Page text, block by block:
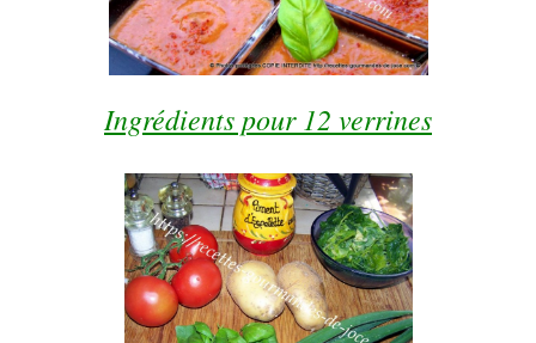
Ingrédients pour 12 verrines